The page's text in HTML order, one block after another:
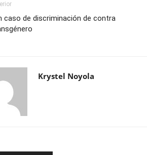
caso de discriminación de contra
Krystel Noyola